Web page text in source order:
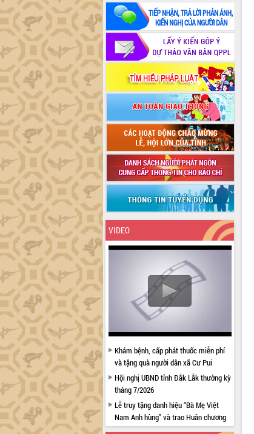
VIDEO
Khám bệnh, cấp phát thuốc miễn phí
và tặng quà người dân xã Cư Pui
Hội nghị UBND tỉnh Đắk Lắk thường kỳ
tháng 7/2026
Lễ truy tặng danh hiệu “Bà Mẹ Việt
Nam Anh hùng” và trao Huân chương
Lao động